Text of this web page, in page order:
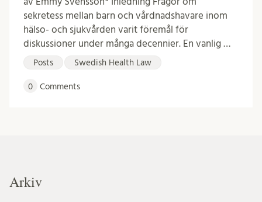
sekretess mellan barn och vårdnadshavare inom
hälso- och sjukvården varit föremål för
diskussioner under många decennier. En vanlig …
Posts Swedish Health Law
0 Comments
Arkiv